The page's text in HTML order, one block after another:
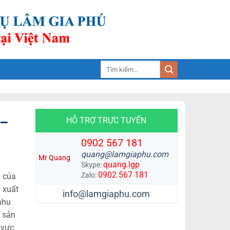
của
xuất
HỖ TRỢ TRỰC TUYẾN
Mr Quang
0902 567 181
quang@lamgiaphu.com
Skype:quang.lgp
Zalo:0902 567 181
info@lamgiaphu.com